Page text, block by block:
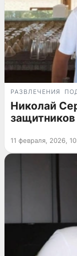
РАЗВЛЕЧЕНИЯ
Николай
защитников
11 февраля, 2026,